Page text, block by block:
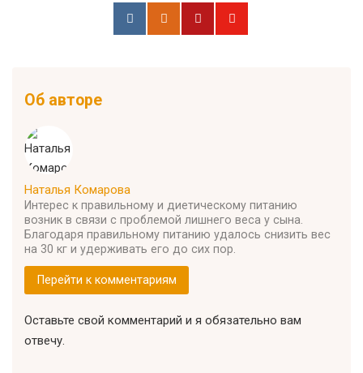
Об авторе
Наталья Комарова
Интерес к правильному и диетическому питанию
возник в связи с проблемой лишнего веса у сына.
Благодаря правильному питанию удалось снизить вес
на 30 кг и удерживать его до сих пор.
Перейти к комментариям
Оставьте свой комментарий и я обязательно вам
отвечу.